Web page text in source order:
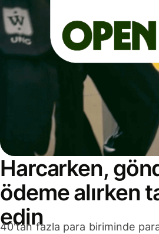
Harcarken,
ödeme alırken
edin
40'tan fazla para biriminde